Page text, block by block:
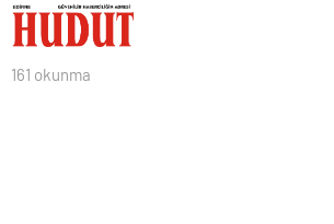
161 okunma